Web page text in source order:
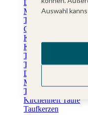
Danksagung
Menükarten
Tischkarten
Gästebuch
Kerzen Kommunion
Kartenbox
Taufkarten
Taufeinladungen
Dankeskarten Taufe
Menükarten Taufe
Tischkarten Taufe
Kirchenheft Taufe
Taufkerzen
Auswahl